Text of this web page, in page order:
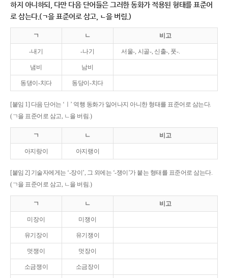
하지 아니하되, 다만 다음 단어들은 그러한 동화가 적용된 형태를 표준어
로 삼는다.(ㄱ을 표준어로 삼고, ㄴ을 버림.)
ㄱ ㄴ 비고
-내기 -나기 서울-, 시골-, 신출-, 풋-.
냄비 남비
동댕이-치다 동당이-치다
[붙임 1] 다음 단어는 ‘ㅣ’ 역행 동화가 일어나지 아니한 형태를 표준어로 삼는다.
(ㄱ을 표준어로 삼고, ㄴ을 버림.)
ㄱ ㄴ 비고
아지랑이 아지랭이
[붙임 2] 기술자에게는 ‘-장이’, 그 외에는 ‘-쟁이’가 붙는 형태를 표준어로 삼는다.
(ㄱ을 표준어로 삼고, ㄴ을 버림.)
ㄱ ㄴ 비고
미장이 미쟁이
유기장이 유기쟁이
멋쟁이 멋장이
소금쟁이 소금장이